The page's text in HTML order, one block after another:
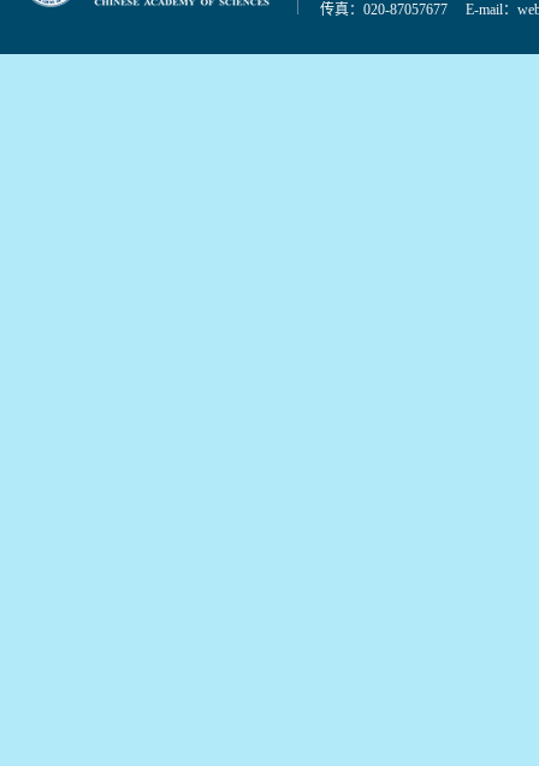
传真：020-87057677 E-mail：